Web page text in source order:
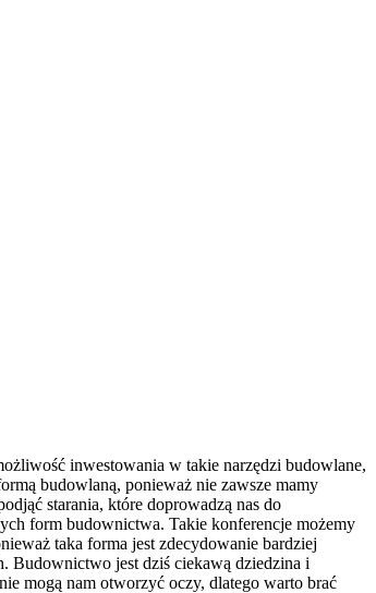
inwestowania w takie narzędzi budowlane,
budowlaną, ponieważ nie zawsze mamy
starania, które doprowadzą nas do
form budownictwa. Takie konferencje możemy
taka forma jest zdecydowanie bardziej
Budownictwo jest dziś ciekawą dziedzina i
mogą nam otworzyć oczy, dlatego warto brać